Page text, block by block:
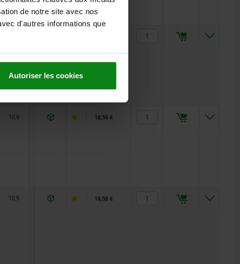
de notre site avec nos
d'autres informations que
Autoriser les cookies
14
10,9 4,9 6 10 14
18,56 €
10,9 4,9 6 10 14
18,56 €